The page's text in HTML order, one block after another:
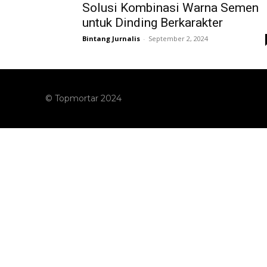
Solusi Kombinasi Warna Semen
untuk Dinding Berkarakter
Bintang Jurnalis - September 2, 2024
© Topmortar 2024